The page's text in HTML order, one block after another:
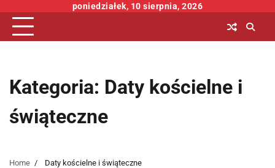
content
poniedziałek, 10 sierpnia, 2026
Kategoria: Daty kościelne i
świąteczne
Home Daty kościelne i świąteczne